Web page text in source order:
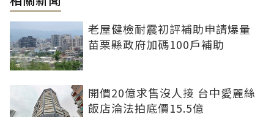
老屋健檢耐震初評補助申請爆量
苗栗縣政府加碼100戶補助
開價20億求售沒人接 台中愛麗絲
飯店淪法拍底價15.5億